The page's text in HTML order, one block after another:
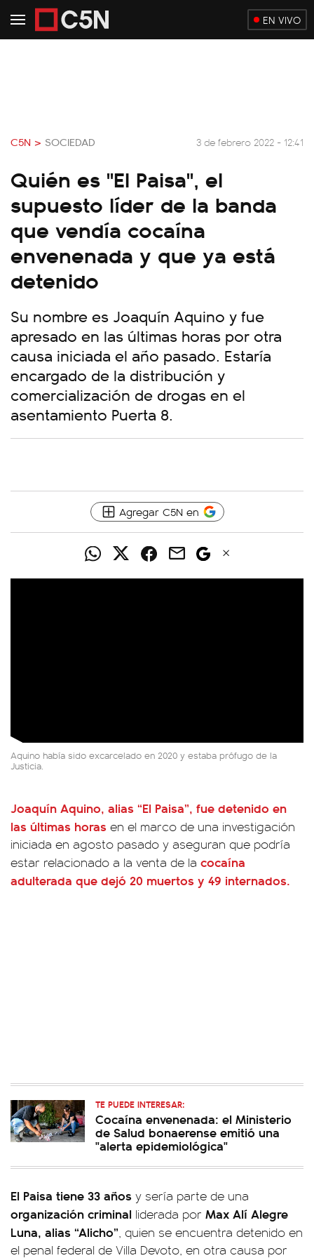
EN VIVO
C5N > SOCIEDAD 3 de febrero 2022 - 12:41
Quién es "El Paisa", el
supuesto líder de la banda
que vendía cocaína
envenenada y que ya está
detenido
Su nombre es Joaquín Aquino y fue
apresado en las últimas horas por otra
causa iniciada el año pasado. Estaría
encargado de la distribución y
comercialización de drogas en el
asentamiento Puerta 8.
Agregar C5N en
Aquino había sido excarcelado en 2020 y estaba prófugo de la
Justicia.
Joaquín Aquino, alias “El Paisa”, fue detenido en
las últimas horas en el marco de una investigación
iniciada en agosto pasado y aseguran que podría
estar relacionado a la venta de la cocaína
adulterada que dejó 20 muertos y 49 internados.
TE PUEDE INTERESAR:
Cocaína envenenada: el Ministerio
de Salud bonaerense emitió una
"alerta epidemiológica"
El Paisa tiene 33 años y sería parte de una
organización criminal liderada por Max Alí Alegre
Luna, alias “Alicho”, quien se encuentra detenido en
el penal federal de Villa Devoto, en otra causa por